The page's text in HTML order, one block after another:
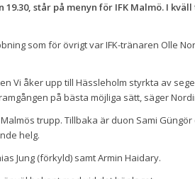
står på menyn för IFK Malmö. I
som för övrigt var IFK-tränaren Olle
Vi åker upp till Hässleholm styrkta av
på bästa möjliga sätt, säger
trupp. Tillbaka är duon Sami
helg.
Jung (förkyld) samt Armin Haidary.